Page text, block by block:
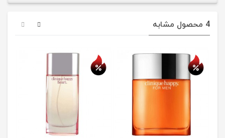
4 محصول مشابه
حراج